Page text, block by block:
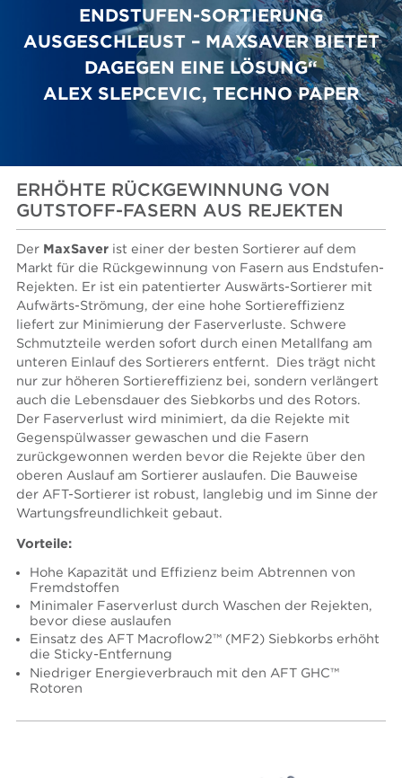
ENDSTUFEN-SORTIERUNG
AUSGESCHLEUST – MAXSAVER BIETET
DAGEGEN EINE LÖSUNG“
ALEX SLEPCEVIC, TECHNO PAPER
ERHÖHTE RÜCKGEWINNUNG VON
GUTSTOFF-FASERN AUS REJEKTEN
Der MaxSaver ist einer der besten Sortierer auf dem
Markt für die Rückgewinnung von Fasern aus Endstufen-
Rejekten. Er ist ein patentierter Auswärts-Sortierer mit
Aufwärts-Strömung, der eine hohe Sortiereffizienz
liefert zur Minimierung der Faserverluste. Schwere
Schmutzteile werden sofort durch einen Metallfang am
unteren Einlauf des Sortierers entfernt. Dies trägt nicht
nur zur höheren Sortiereffizienz bei, sondern verlängert
auch die Lebensdauer des Siebkorbs und des Rotors.
Der Faserverlust wird minimiert, da die Rejekte mit
Gegenspülwasser gewaschen und die Fasern
zurückgewonnen werden bevor die Rejekte über den
oberen Auslauf am Sortierer auslaufen. Die Bauweise
der AFT-Sortierer ist robust, langlebig und im Sinne der
Wartungsfreundlichkeit gebaut.
Vorteile:
Hohe Kapazität und Effizienz beim Abtrennen von
Fremdstoffen
Minimaler Faserverlust durch Waschen der Rejekten,
bevor diese auslaufen
Einsatz des AFT Macroflow2™ (MF2) Siebkorbs erhöht
die Sticky-Entfernung
Niedriger Energieverbrauch mit den AFT GHC™
Rotoren